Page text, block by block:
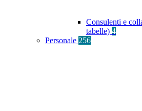
Consulenti e
tabelle) 4
Personale 256